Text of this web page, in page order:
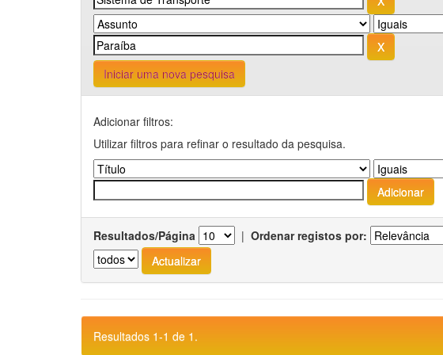
Iniciar uma nova pesquisa
Adicionar filtros:
Utilizar filtros para refinar o resultado da pesquisa.
Resultados/Página | Ordenar registos por:
Resultados 1-1 de 1.